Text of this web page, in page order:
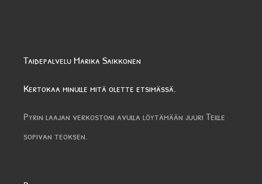
Taidepalvelu Marika Saikkonen
Kertokaa minulle mitä olette etsimässä.
Pyrin laajan verkostoni avulla löytämään juuri Teille
sopivan teoksen.